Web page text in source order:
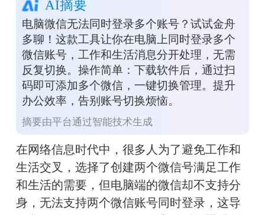
更少的客服，服务更多客
户。
AI摘要
电脑微信无法同时登录多个账号？试试金舟
多聊！这款工具让你在电脑上同时登录多个
微信账号，工作和生活消息分开处理，无需
反复切换。操作简单：下载软件后，通过扫
码即可添加多个微信，一键切换管理。提升
办公效率，告别账号切换烦恼。
摘要由平台通过智能技术生成
在网络信息时代中，很多人为了避免工作和
生活交叉，选择了创建两个微信号满足工作
和生活的需要，但电脑端的微信却不支持分
身，无法支持两个微信账号同时登录，这导